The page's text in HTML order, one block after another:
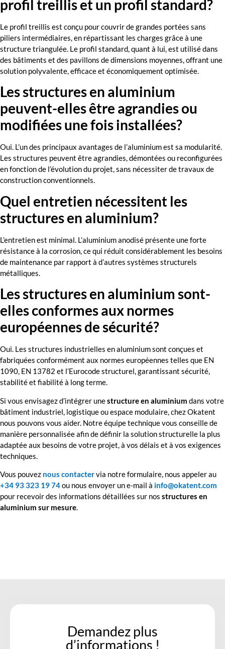
profil treillis et un profil standard?
Le profil treillis est conçu pour couvrir de grandes portées sans
piliers intermédiaires, en répartissant les charges grâce à une
structure triangulée. Le profil standard, quant à lui, est utilisé dans
des bâtiments et des pavillons de dimensions moyennes, offrant une
solution polyvalente, efficace et économiquement optimisée.
Les structures en aluminium
peuvent-elles être agrandies ou
modifiées une fois installées?
Oui. L’un des principaux avantages de l’aluminium est sa modularité.
Les structures peuvent être agrandies, démontées ou reconfigurées
en fonction de l’évolution du projet, sans nécessiter de travaux de
construction conventionnels.
Quel entretien nécessitent les
structures en aluminium?
L’entretien est minimal. L’aluminium anodisé présente une forte
résistance à la corrosion, ce qui réduit considérablement les besoins
de maintenance par rapport à d’autres systèmes structurels
métalliques.
Les structures en aluminium sont-
elles conformes aux normes
européennes de sécurité?
Oui. Les structures industrielles en aluminium sont conçues et
fabriquées conformément aux normes européennes telles que EN
1090, EN 13782 et l’Eurocode structurel, garantissant sécurité,
stabilité et fiabilité à long terme.
Si vous envisagez d’intégrer unestructure en aluminium dans votre
bâtiment industriel, logistique ou espace modulaire, chez Okatent
nous pouvons vous aider. Notre équipe technique vous conseille de
manière personnalisée afin de définir la solution structurelle la plus
adaptée aux besoins de votre projet, à vos délais et à vos exigences
techniques.
Vous pouvez nous contactervia notre formulaire, nous appeler au
+34 93 323 19 74ou nous envoyer un e-mail à info@okatent.com
pour recevoir des informations détaillées sur nos structures en
aluminium sur mesure.
Demandez plus
d’informations !